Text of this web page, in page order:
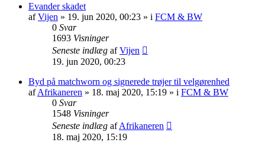
Evander skadet
afVijen » 19. jun 2020, 00:23 » i FCM & BW
0 Svar
1693 Visninger
Seneste indlæg afVijen
19. jun 2020, 00:23
Byd på matchworn og signerede trøjer til velgørenhed
afAfrikaneren » 18. maj 2020, 15:19 » i FCM & BW
0 Svar
1548 Visninger
Seneste indlæg afAfrikaneren
18. maj 2020, 15:19